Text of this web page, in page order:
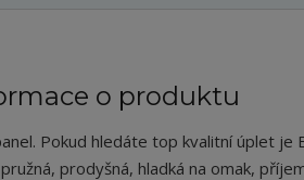
o produktu
Pokud hledáte top kvalitní úplet
prodyšná, hladká na omak,